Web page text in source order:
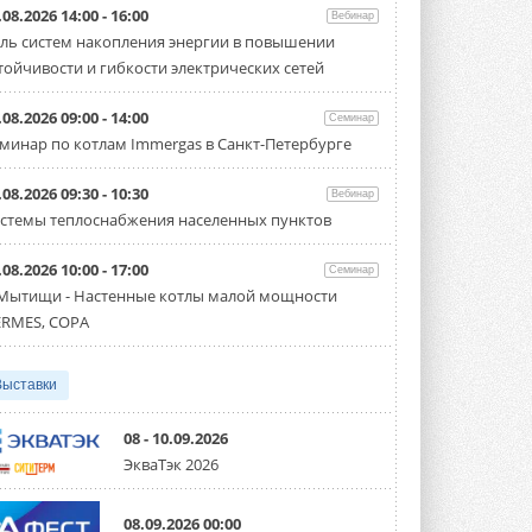
«СиСофт Девелопмент» подвел
итоги конкурса студенческих
проектов «ТИМ-лидеры 2026»
Новый сезон конкурса «ТИМ-лидеры»
стартует уже в сентябре 2026 года ...
3 АВГУСТА 2026
«Русклимат» укрепляет
партнёрство за Уралом
Президент Омского землячества в
Москве Михаил Тимошенко посетил
Омск с трёхдневным рабочим визитом ...
31 ИЮЛЯ 2026
Carrier модернизирует
19XR
Mitsubishi расширяет
направление систем
охлаждения для ЦОД
компанию MEHITS US Inc. ...
14:00 - 16:00 Вебинар
систем накопления энергии в повышении
и гибкости электрических сетей
09:00 - 14:00 Семинар
по котлам Immergas в Санкт-Петербурге
09:30 - 10:30 Вебинар
теплоснабжения населенных пунктов
10:00 - 17:00 Семинар
- Настенные котлы малой мощности
COPA
08 - 10.09.2026
ЭкваТэк 2026
08.09.2026 00:00